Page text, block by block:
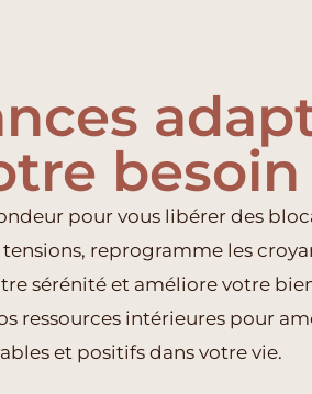
besoin
pour vous libérer des
reprogramme les
sérénité et améliore votre
ressources intérieures pour
et positifs dans votre vie.